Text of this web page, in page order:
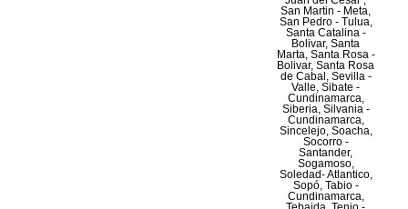
San Martin - Meta,
San Pedro - Tulua,
Santa Catalina -
Bolivar, Santa
Marta, Santa Rosa -
Bolivar, Santa Rosa
de Cabal, Sevilla -
Valle, Sibate -
Cundinamarca,
Siberia, Silvania -
Cundinamarca,
Sincelejo, Soacha,
Socorro -
Santander,
Sogamoso,
Soledad- Atlantico,
Sopó, Tabio -
Cundinamarca,